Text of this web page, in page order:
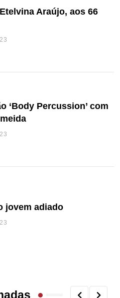
Araújo, aos 66
‘Body Percussion’ com
jovem adiado